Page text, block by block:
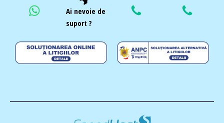
Ai nevoie de
suport ?